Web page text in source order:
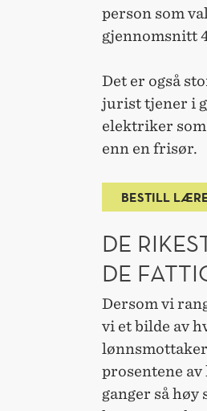
person som
gjennomsnitt
Det er også
jurist tjener i
elektriker
enn en frisør.
BESTILL
DE
DE
Dersom vi
vi et bilde av
prosentene
ganger så